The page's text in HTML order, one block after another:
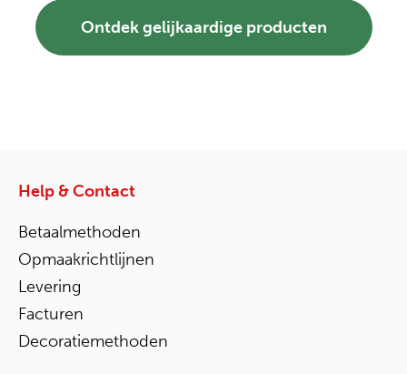
Ontdek gelijkaardige producten
Help & Contact
Betaalmethoden
Opmaakrichtlijnen
Levering
Facturen
Decoratiemethoden